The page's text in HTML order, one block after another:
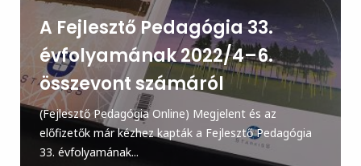
A Fejlesztő Pedagógia 33.
évfolyamának 2022/4–6.
összevont számáról
(Fejlesztő Pedagógia Online) Megjelent és az
előfizetők már kézhez kapták a Fejlesztő Pedagógia
33. évfolyamának...